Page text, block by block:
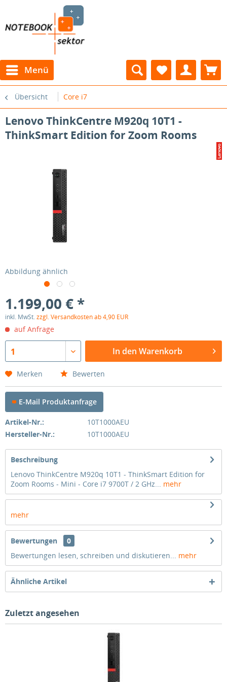
Menü
Übersicht Core i7
Lenovo ThinkCentre M920q 10T1 -
ThinkSmart Edition for Zoom Rooms
Abbildung ähnlich
1.199,00 € *
inkl. MwSt.zzgl. Versandkosten ab 4,90 EUR
auf Anfrage
1 In den Warenkorb
Merken Bewerten
E-Mail Produktanfrage
Artikel-Nr.:
10T1000AEU
Hersteller-Nr.:
10T1000AEU
Beschreibung
Lenovo ThinkCentre M920q 10T1 - ThinkSmart Edition for
Zoom Rooms - Mini - Core i7 9700T / 2 GHz... mehr
mehr
Bewertungen
0
Bewertungen lesen, schreiben und diskutieren... mehr
Ähnliche Artikel
Zuletzt angesehen